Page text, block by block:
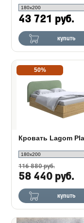
43 721 руб.
купить
50%
116 880 руб.
58 440 руб.
купить